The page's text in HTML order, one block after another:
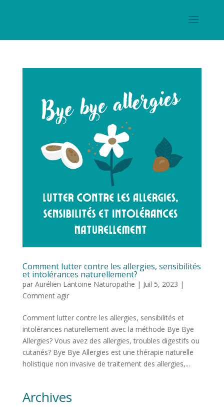
Comment lutter contre les allergies, sensibilités
et intolérances naturellement?
par Aurélien Lantoine Naturopathe | Juil 5, 2023 |
Comment agir
Comment lutter contre les allergies, sensibilités et
intolérances naturellement avec la méthode Bye Bye
Allergies? Vous avez des allergies, troubles digestifs ou
cutanés? Bye Bye Allergies est une thérapie naturelle
holistique non invasive de traitement des allergies,...
Archives